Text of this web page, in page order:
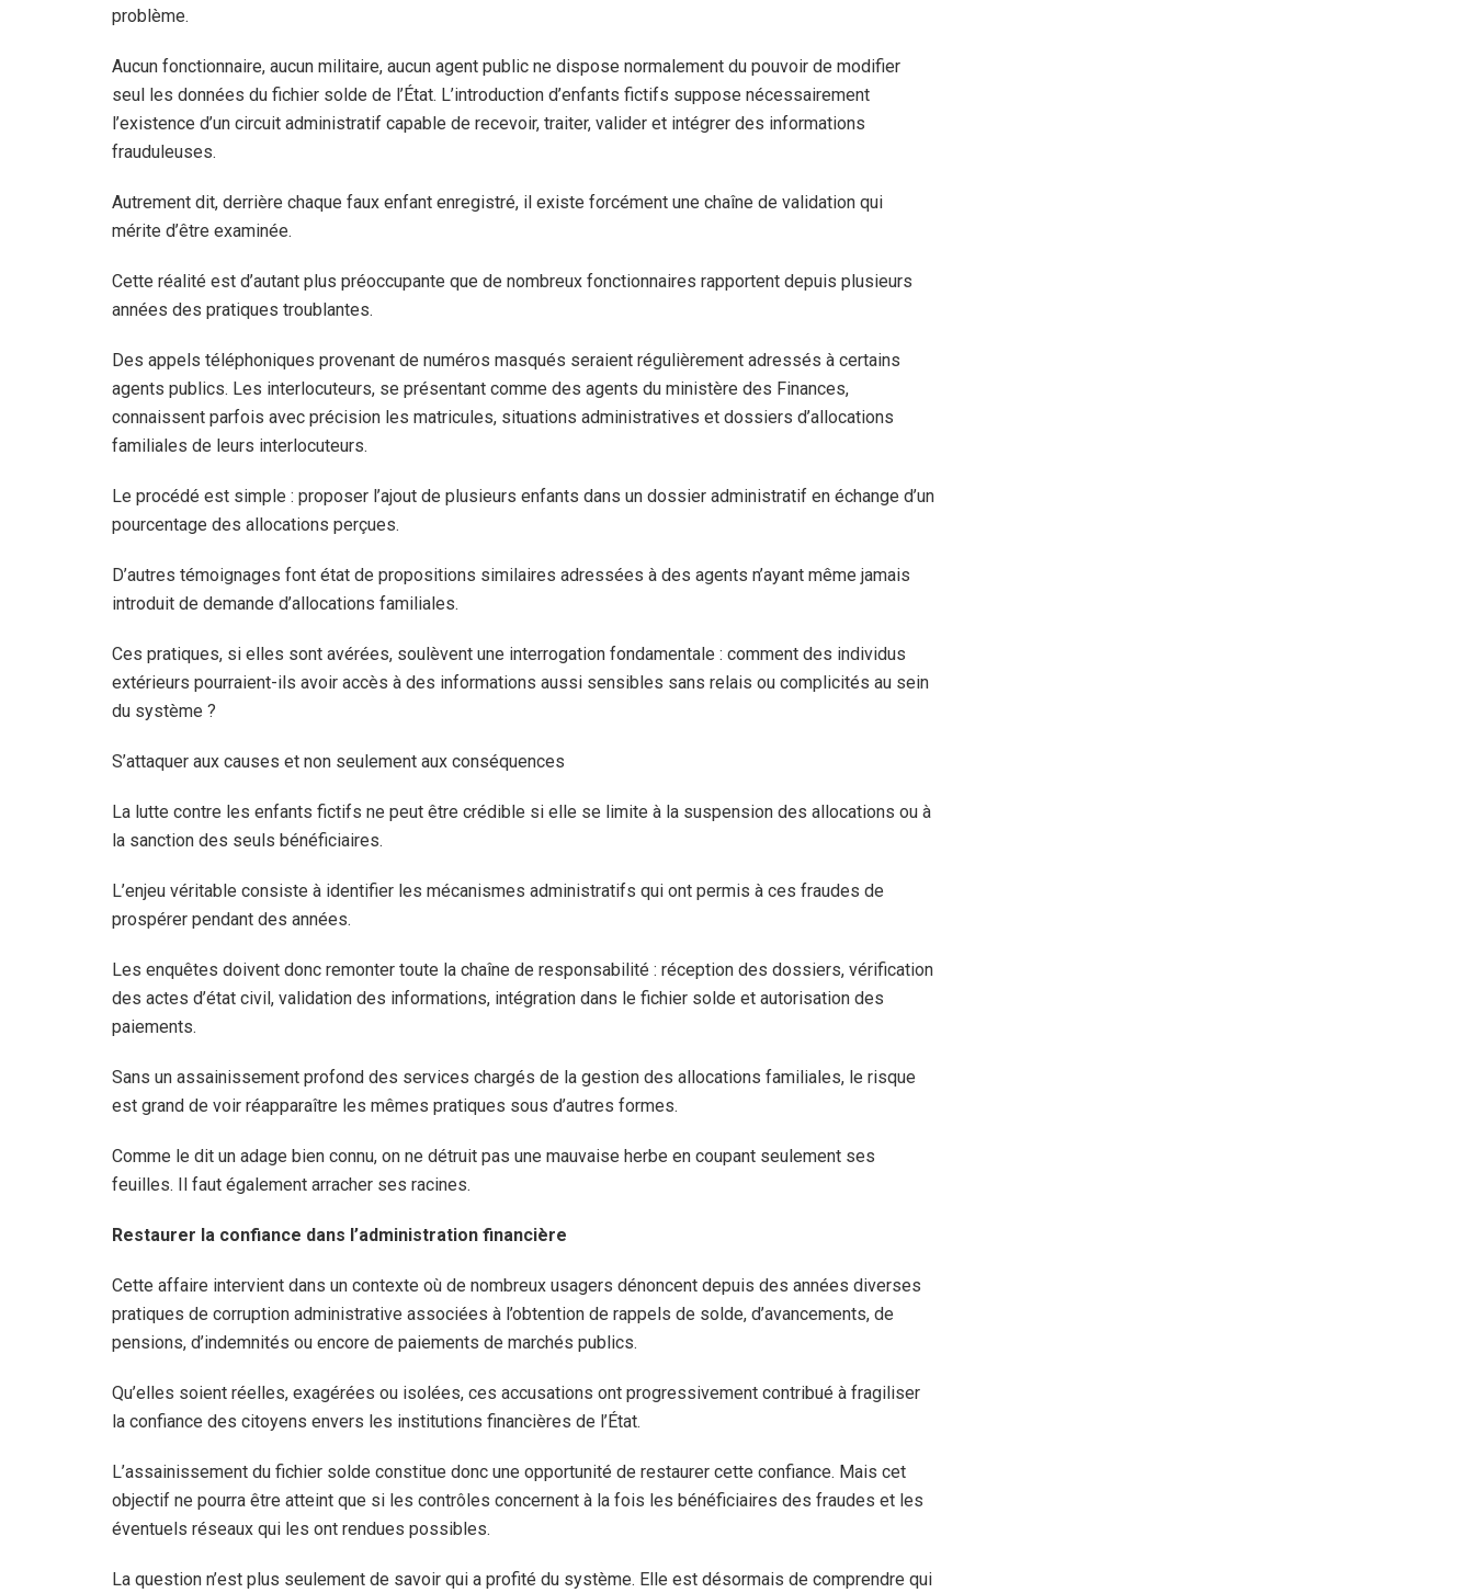
problème.
Aucun fonctionnaire, aucun militaire, aucun agent public ne dispose normalement du pouvoir de modifier
seul les données du fichier solde de l’État. L’introduction d’enfants fictifs suppose nécessairement
l’existence d’un circuit administratif capable de recevoir, traiter, valider et intégrer des informations
frauduleuses.
Autrement dit, derrière chaque faux enfant enregistré, il existe forcément une chaîne de validation qui
mérite d’être examinée.
Cette réalité est d’autant plus préoccupante que de nombreux fonctionnaires rapportent depuis plusieurs
années des pratiques troublantes.
Des appels téléphoniques provenant de numéros masqués seraient régulièrement adressés à certains
agents publics. Les interlocuteurs, se présentant comme des agents du ministère des Finances,
connaissent parfois avec précision les matricules, situations administratives et dossiers d’allocations
familiales de leurs interlocuteurs.
Le procédé est simple : proposer l’ajout de plusieurs enfants dans un dossier administratif en échange d’un
pourcentage des allocations perçues.
D’autres témoignages font état de propositions similaires adressées à des agents n’ayant même jamais
introduit de demande d’allocations familiales.
Ces pratiques, si elles sont avérées, soulèvent une interrogation fondamentale : comment des individus
extérieurs pourraient-ils avoir accès à des informations aussi sensibles sans relais ou complicités au sein
du système ?
S’attaquer aux causes et non seulement aux conséquences
La lutte contre les enfants fictifs ne peut être crédible si elle se limite à la suspension des allocations ou à
la sanction des seuls bénéficiaires.
L’enjeu véritable consiste à identifier les mécanismes administratifs qui ont permis à ces fraudes de
prospérer pendant des années.
Les enquêtes doivent donc remonter toute la chaîne de responsabilité : réception des dossiers, vérification
des actes d’état civil, validation des informations, intégration dans le fichier solde et autorisation des
paiements.
Sans un assainissement profond des services chargés de la gestion des allocations familiales, le risque
est grand de voir réapparaître les mêmes pratiques sous d’autres formes.
Comme le dit un adage bien connu, on ne détruit pas une mauvaise herbe en coupant seulement ses
feuilles. Il faut également arracher ses racines.
Restaurer la confiance dans l’administration financière
Cette affaire intervient dans un contexte où de nombreux usagers dénoncent depuis des années diverses
pratiques de corruption administrative associées à l’obtention de rappels de solde, d’avancements, de
pensions, d’indemnités ou encore de paiements de marchés publics.
Qu’elles soient réelles, exagérées ou isolées, ces accusations ont progressivement contribué à fragiliser
la confiance des citoyens envers les institutions financières de l’État.
L’assainissement du fichier solde constitue donc une opportunité de restaurer cette confiance. Mais cet
objectif ne pourra être atteint que si les contrôles concernent à la fois les bénéficiaires des fraudes et les
éventuels réseaux qui les ont rendues possibles.
La question n’est plus seulement de savoir qui a profité du système. Elle est désormais de comprendre qui